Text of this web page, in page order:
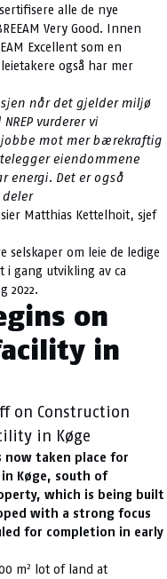
alle de nye
Very Good. Innen
Excellent som en
også har mer
når det gjelder miljø
vurderer vi
mot mer bærekraftig
eiendommene
energi. Det er også
sier Matthias Kettelhoit, sjef
selskaper om leie de ledige
i gang utvikling av ca
2022.
on
in
on Construction
in Køge
now taken place for
Køge, south of
which is being built
with a strong focus
for completion in early
m2 lot of land at